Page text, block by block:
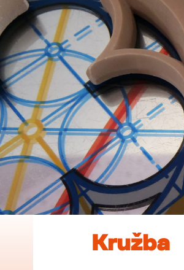
Kružba